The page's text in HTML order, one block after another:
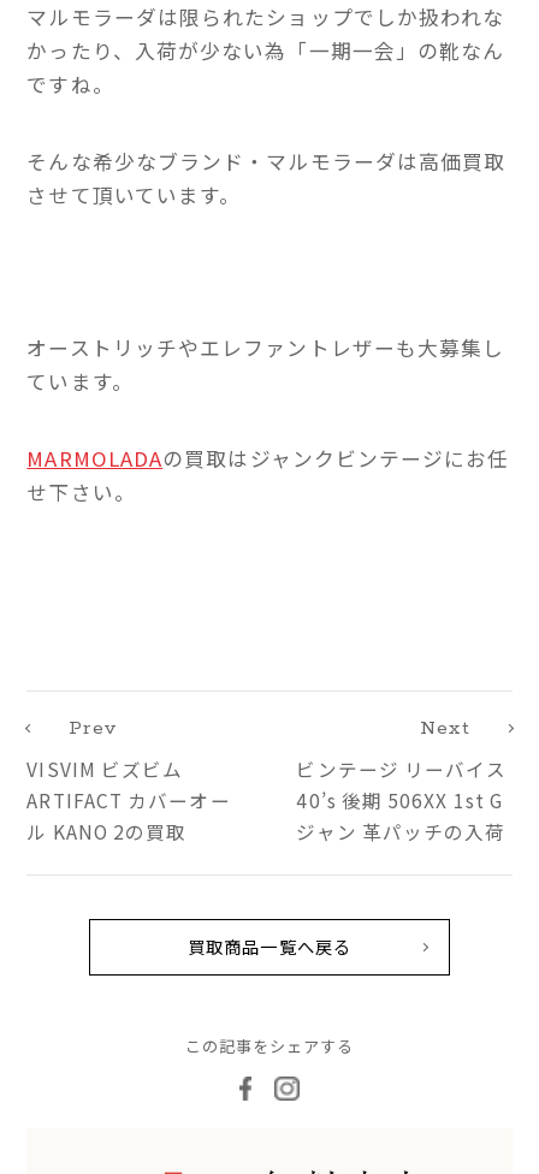
マルモラーダは限られたショップでしか扱われな
かったり、入荷が少ない為「一期一会」の靴なん
ですね。
そんな希少なブランド・マルモラーダは高価買取
させて頂いています。
オーストリッチやエレファントレザーも大募集し
ています。
MARMOLADAの買取はジャンクビンテージにお任
せ下さい。
Prev
VISVIM ビズビム
ARTIFACT カバーオー
ル KANO 2の買取
Next
ビンテージ リーバイス
40’s 後期 506XX 1st G
ジャン 革パッチの入荷
買取商品一覧へ戻る
この記事をシェアする